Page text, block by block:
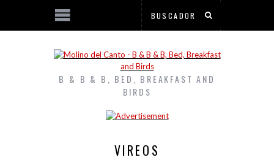
B & B & B, BED, BREAKFAST AND
BIRDS
VIREOS